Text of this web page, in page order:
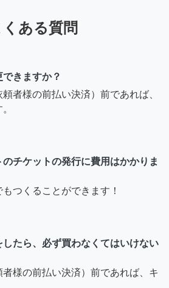
くある質問
きますか？
者様の前払い決済）前であれば、
チケットの発行に費用はかかりま
つくることができます！
たら、必ず買わなくてはいけない
様の前払い決済）前であれば、キ